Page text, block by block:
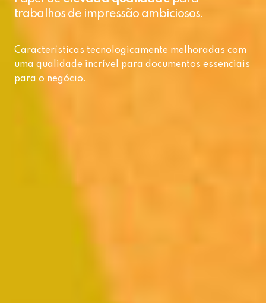
trabalhos de impressão ambiciosos.
Características tecnologicamente melhoradas com
uma qualidade incrível para documentos essenciais
para o negócio.